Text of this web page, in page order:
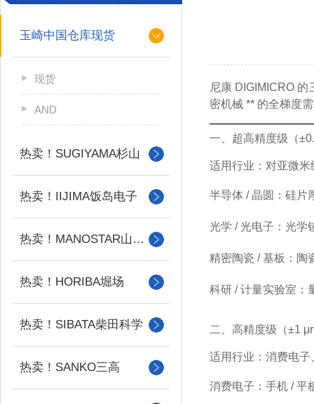
玉崎中国仓库现货
现货
AND
热卖！SUGIYAMA杉山
热卖！IIJIMA饭岛电子
热卖！MANOSTAR山本电机
热卖！HORIBA堀场
热卖！SIBATA柴田科学
热卖！SANKO三高
尼康 DIGIMICRO 的
密机械 ** 的全梯度
一、超高精度级（
适用行业：对亚微
半导体 / 晶圆 ：硅
光学 / 光电子 ：光
精密陶瓷 / 基板 ：
科研 / 计量实验室
二、高精度级（±1
适用行业：消费电
消费电子 ：手机 /